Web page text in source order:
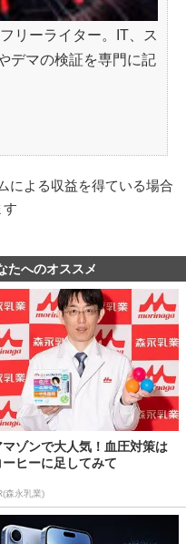
リーライター。IT、ス
デマの検証を専門に記
による収益を得ている場合
す
たへのオススメ
マゾンで大人気！血圧対策は
ーヒーに足してみて
森永乳業)